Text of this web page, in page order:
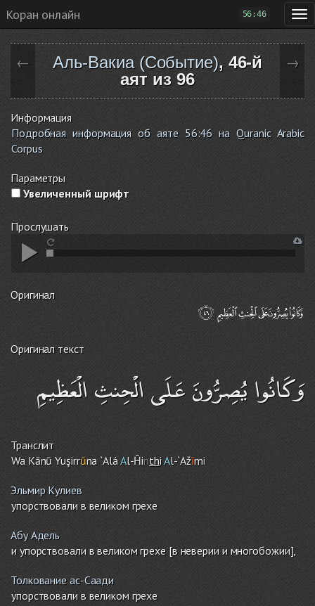
Коран онлайн 56:46
← Аль-Вакиа (Событие), 46-й
аят из 96
→
Информация
Подробная информация об аяте 56:46 на Quranic Arabic
Corpus
Параметры
Увеличенный шрифт
Прослушать
Оригинал
Оригинал текст
وَكَانُوا يُصِرُّونَ عَلَى الْحِنثِ الْعَظِيمِ
Транслит
Wa Kānū Yuşirrūna `AláAl-ĤinthiAl-`Ažīmi
Эльмир Кулиев
упорствовали в великом грехе
Абу Адель
и упорствовали в великом грехе [в неверии и многобожии],
Толкование ас-Саади
упорствовали в великом грехе